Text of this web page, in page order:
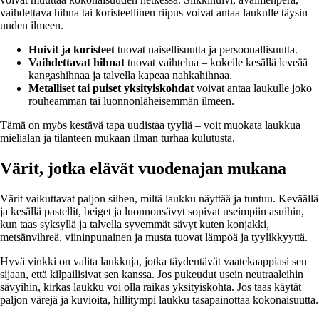
vaihdettava hihna tai koristeellinen riipus voivat antaa laukulle täysin
uuden ilmeen.
Huivit ja koristeettuovat naisellisuutta ja persoonallisuutta.
Vaihdettavat hihnattuovat vaihtelua – kokeile kesällä leveää
kangashihnaa ja talvella kapeaa nahkahihnaa.
Metalliset tai puiset yksityiskohdatvoivat antaa laukulle joko
rouheamman tai luonnonläheisemmän ilmeen.
Tämä on myös kestävä tapa uudistaa tyyliä – voit muokata laukkua
mielialan ja tilanteen mukaan ilman turhaa kulutusta.
Värit, jotka elävät vuodenajan mukana
Värit vaikuttavat paljon siihen, miltä laukku näyttää ja tuntuu. Keväällä
ja kesällä pastellit, beiget ja luonnonsävyt sopivat useimpiin asuihin,
kun taas syksyllä ja talvella syvemmät sävyt kuten konjakki,
metsänvihreä, viininpunainen ja musta tuovat lämpöä ja tyylikkyyttä.
Hyvä vinkki on valita laukkuja, jotka täydentävät vaatekaappiasi sen
sijaan, että kilpailisivat sen kanssa. Jos pukeudut usein neutraaleihin
sävyihin, kirkas laukku voi olla raikas yksityiskohta. Jos taas käytät
paljon värejä ja kuvioita, hillitympi laukku tasapainottaa kokonaisuutta.